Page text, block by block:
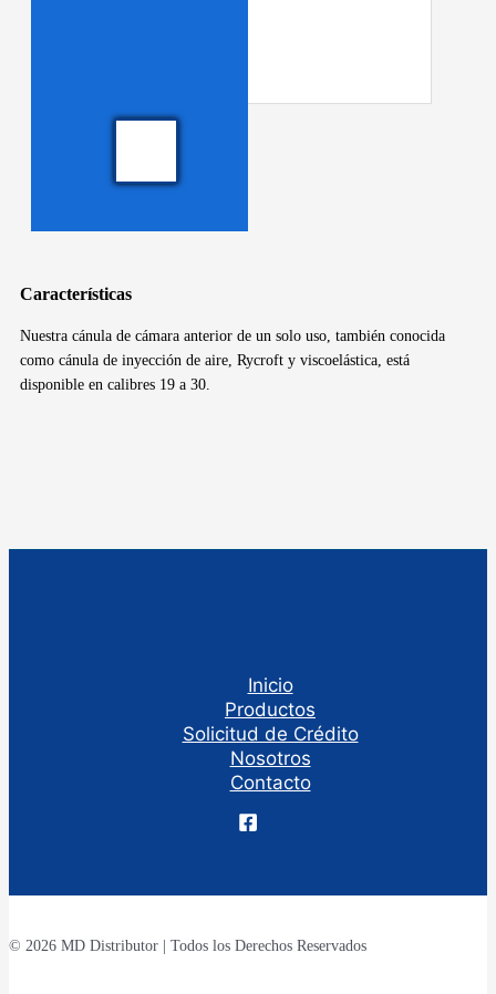
Características
Nuestra cánula de cámara anterior de un solo uso, también conocida
como cánula de inyección de aire, Rycroft y viscoelástica, está
disponible en calibres 19 a 30.
Inicio
Productos
Solicitud de Crédito
Nosotros
Contacto
© 2026 MD Distributor | Todos los Derechos Reservados